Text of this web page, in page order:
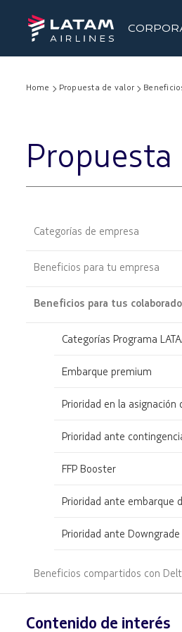
Home Propuesta de valor
Categorías de empresa
Beneficios para tu empresa
Beneficios para tus
Categorías Programa
Embarque premium
Prioridad en la asignación
Prioridad ante
FFP Booster
Prioridad ante embarque
Prioridad ante Downgrade
Beneficios compartidos con
Contenido de interés